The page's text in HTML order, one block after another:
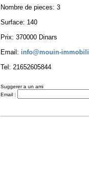
Nombre de pieces: 3
Surface: 140
Prix: 370000 Dinars
Email: info@mouin-
Tel: 21652605844
Suggerer a un ami
Email :